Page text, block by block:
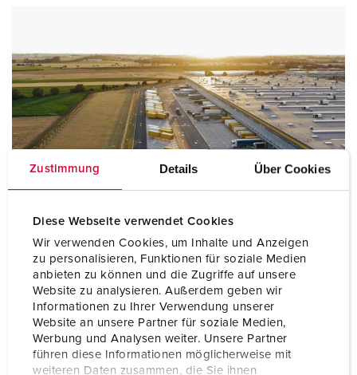
Zustimmung Details Über Cookies
Diese Webseite verwendet Cookies
Wir verwenden Cookies, um Inhalte und Anzeigen
zu personalisieren, Funktionen für soziale Medien
anbieten zu können und die Zugriffe auf unsere
Website zu analysieren. Außerdem geben wir
Informationen zu Ihrer Verwendung unserer
Website an unsere Partner für soziale Medien,
Werbung und Analysen weiter. Unsere Partner
führen diese Informationen möglicherweise mit
weiteren Daten zusammen, die Sie ihnen
Gebouwinfrastructuur en opleggers